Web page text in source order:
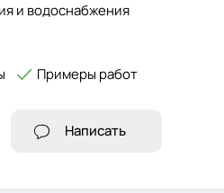
и водоснабжения
Примеры работ
Написать